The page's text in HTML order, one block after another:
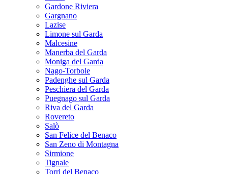
Gardone Riviera
Gargnano
Lazise
Limone sul Garda
Malcesine
Manerba del Garda
Moniga del Garda
Nago-Torbole
Padenghe sul Garda
Peschiera del Garda
Puegnago sul Garda
Riva del Garda
Rovereto
Salò
San Felice del Benaco
San Zeno di Montagna
Sirmione
Tignale
Torri del Benaco